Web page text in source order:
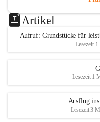
Artikel
Aufruf: Grundstücke für
Lesezeit
Lesezeit 1
Ausflug
Lesezeit 3